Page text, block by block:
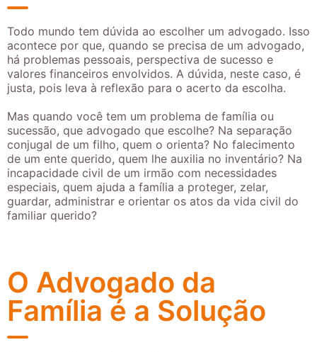
Todo mundo tem dúvida ao escolher um advogado. Isso
acontece por que, quando se precisa de um advogado,
há problemas pessoais, perspectiva de sucesso e
valores financeiros envolvidos. A dúvida, neste caso, é
justa, pois leva à reflexão para o acerto da escolha.
Mas quando você tem um problema de família ou
sucessão, que advogado que escolhe? Na separação
conjugal de um filho, quem o orienta? No falecimento
de um ente querido, quem lhe auxilia no inventário? Na
incapacidade civil de um irmão com necessidades
especiais, quem ajuda a família a proteger, zelar,
guardar, administrar e orientar os atos da vida civil do
familiar querido?
O Advogado da
Família é a Solução